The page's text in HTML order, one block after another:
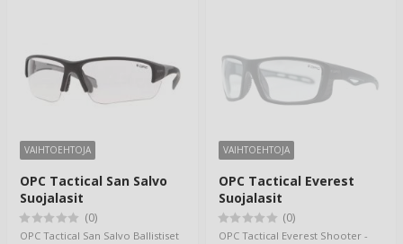
VAIHTOEHTOJA
OPC Tactical San Salvo
Suojalasit
(0)
OPC Tactical San Salvo Ballistiset
VAIHTOEHTOJA
OPC Tactical Everest
Suojalasit
(0)
OPC Tactical Everest Shooter -